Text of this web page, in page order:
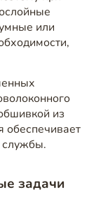
или
из
обеспечивает
службы.
задачи